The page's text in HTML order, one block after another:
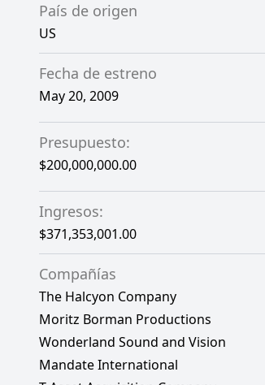
País de origen
US
Fecha de estreno
May 20, 2009
Presupuesto:
$200,000,000.00
Ingresos:
$371,353,001.00
Compañías
The Halcyon Company
Moritz Borman Productions
Wonderland Sound and Vision
Mandate International